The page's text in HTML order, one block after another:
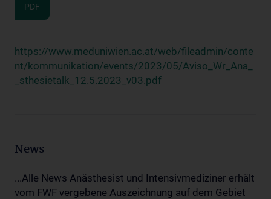
PDF
https://www.meduniwien.ac.at/web/fileadmin/conte
nt/kommunikation/events/2023/05/Aviso_Wr_Ana_
_sthesietalk_12.5.2023_v03.pdf
News
...Alle News Anästhesist und Intensivmediziner erhält
vom FWF vergebene Auszeichnung auf dem Gebiet